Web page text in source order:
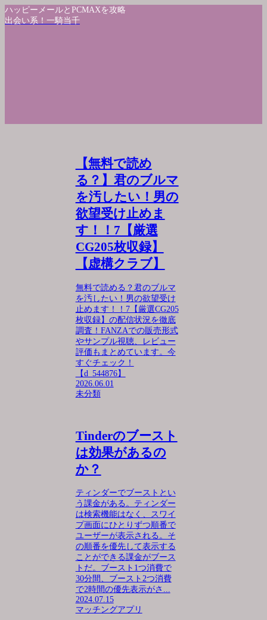
ハッピーメールとPCMAXを攻略
出会い系！一騎当千
【無料で読め
る？】君のブルマ
を汚したい！男の
欲望受け止めま
す！！7【厳選
CG205枚収録】
【虚構クラブ】
無料で読める？君のブルマ
を汚したい！男の欲望受け
止めます！！7【厳選CG205
枚収録】の配信状況を徹底
調査！FANZAでの販売形式
やサンプル視聴、レビュー
評価もまとめています。今
すぐチェック！
【d_544876】
2026.06.01
未分類
Tinderのブースト
は効果があるの
か？
ティンダーでブーストとい
う課金がある。ティンダー
は検索機能はなく、スワイ
プ画面にひとりずつ順番で
ユーザーが表示される。そ
の順番を優先して表示する
ことができる課金がブース
トだ。ブースト1つ消費で
30分間、ブースト2つ消費
で2時間の優先表示がさ...
2024.07.15
マッチングアプリ